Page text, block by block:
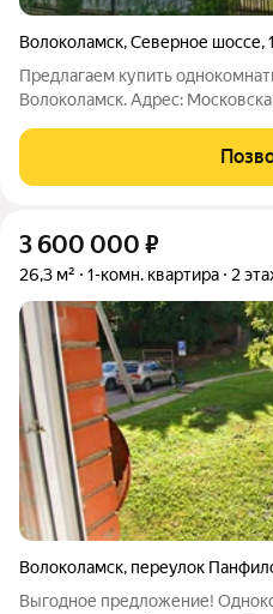
Волоколамск,Северное шоссе,
Предлагаем купить
Волоколамск. Адрес:
Расположена на 1 этаже 3-х
Однокомнатной квартире
3 600 000 ₽
26,3 м² 1-комн. квартира 2
Волоколамск, переулок
Выгодное предложение!